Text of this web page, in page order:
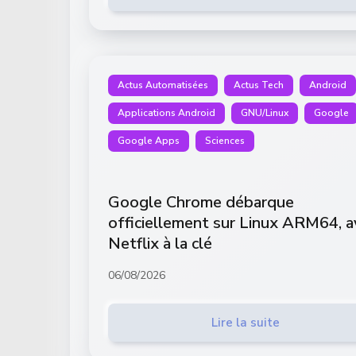
Actus Automatisées Actus Tech Android
Applications Android GNU/Linux Google
Google Apps Sciences
Google Chrome débarque
officiellement sur Linux ARM64,
Netflix à la clé
06/08/2026
Lire la suite